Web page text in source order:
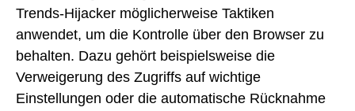
Trends-Hijacker möglicherweise Taktiken
anwendet, um die Kontrolle über den Browser zu
behalten. Dazu gehört beispielsweise die
Verweigerung des Zugriffs auf wichtige
Einstellungen oder die automatische Rücknahme